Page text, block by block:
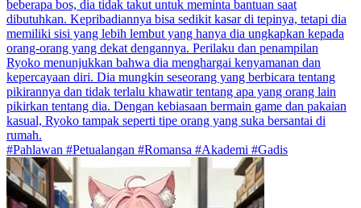
beberapa bos, dia tidak takut untuk meminta bantuan saat
dibutuhkan. Kepribadiannya bisa sedikit kasar di tepinya, tetapi dia
memiliki sisi yang lebih lembut yang hanya dia ungkapkan kepada
orang-orang yang dekat dengannya. Perilaku dan penampilan
Ryoko menunjukkan bahwa dia menghargai kenyamanan dan
kepercayaan diri. Dia mungkin seseorang yang berbicara tentang
pikirannya dan tidak terlalu khawatir tentang apa yang orang lain
pikirkan tentang dia. Dengan kebiasaan bermain game dan pakaian
kasual, Ryoko tampak seperti tipe orang yang suka bersantai di
rumah.
#Pahlawan #Petualangan #Romansa #Akademi #Gadis